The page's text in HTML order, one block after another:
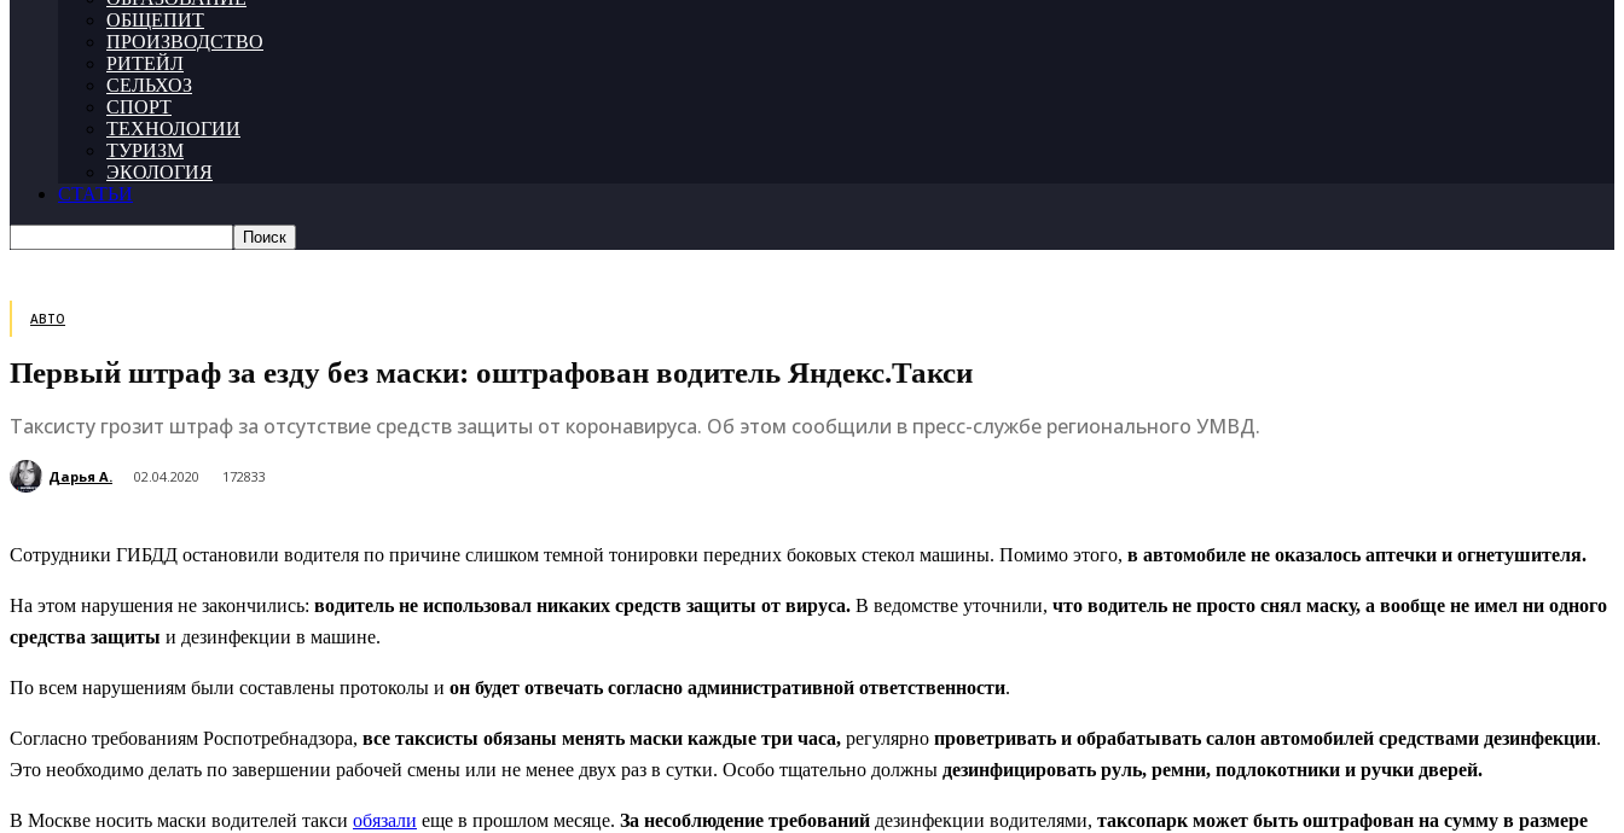
ОБЩЕПИТ
ПРОИЗВОДСТВО
РИТЕЙЛ
СЕЛЬХОЗ
СПОРТ
ТЕХНОЛОГИИ
ТУРИЗМ
ЭКОЛОГИЯ
СТАТЬИ
АВТО
Первый штраф за езду без маски: оштрафован водитель Яндекс.Такси
Таксисту грозит штраф за отсутствие средств защиты от коронавируса. Об этом сообщили в пресс-службе регионального УМВД.
Дарья А. 02.04.2020 172833
Сотрудники ГИБДД остановили водителя по причине слишком темной тонировки передних боковых стекол машины. Помимо этого, в автомобиле не оказалось аптечки и огнетушителя.
На этом нарушения не закончились: водитель не использовал никаких средств защиты от вируса. В ведомстве уточнили, что водитель не просто снял маску, а вообще не имел ни одного
средства защиты и дезинфекции в машине.
По всем нарушениям были составлены протоколы и он будет отвечать согласно административной ответственности.
Согласно требованиям Роспотребнадзора, все таксисты обязаны менять маски каждые три часа, регулярно проветривать и обрабатывать салон автомобилей средствами дезинфекции.
Это необходимо делать по завершении рабочей смены или не менее двух раз в сутки. Особо тщательно должны дезинфицировать руль, ремни, подлокотники и ручки дверей.
В Москве носить маски водителей такси обязали еще в прошлом месяце. За несоблюдение требований дезинфекции водителями, таксопарк может быть оштрафован на сумму в размере